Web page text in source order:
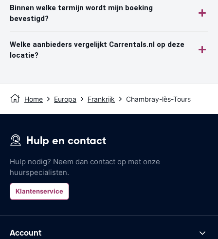
Binnen welke termijn wordt mijn boeking
bevestigd?
Welke aanbieders vergelijkt Carrentals.nl op deze
locatie?
Home Europa Frankrijk Chambray-lès-Tours
Hulp en contact
Hulp nodig? Neem dan contact op met onze
huurspecialisten.
Klantenservice
Account